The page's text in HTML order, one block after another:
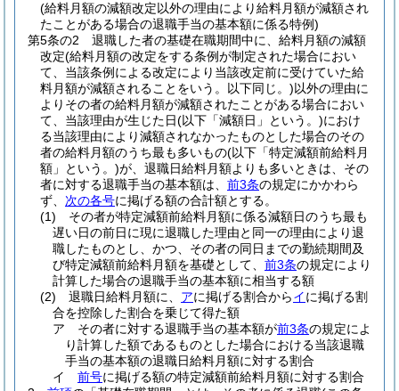
(給料月額の減額改定以外の理由により給料月額が減額され
たことがある場合の退職手当の基本額に係る特例)
第5条の2
退職した者の基礎在職期間中に、給料月額の減額
改定(給料月額の改定をする条例が制定された場合におい
て、当該条例による改定により当該改定前に受けていた給
料月額が減額されることをいう。以下同じ。)以外の理由に
よりその者の給料月額が減額されたことがある場合におい
て、当該理由が生じた日(以下「減額日」という。)におけ
る当該理由により減額されなかったものとした場合のその
者の給料月額のうち最も多いもの(以下「特定減額前給料月
額」という。)が、退職日給料月額よりも多いときは、その
者に対する退職手当の基本額は、 前3条の規定にかかわら
ず、 次の各号に掲げる額の合計額とする。
(1)
その者が特定減額前給料月額に係る減額日のうち最も
遅い日の前日に現に退職した理由と同一の理由により退
職したものとし、かつ、その者の同日までの勤続期間及
び特定減額前給料月額を基礎として、 前3条の規定により
計算した場合の退職手当の基本額に相当する額
(2)
退職日給料月額に、 アに掲げる割合からイに掲げる割
合を控除した割合を乗じて得た額
ア
その者に対する退職手当の基本額が前3条の規定によ
り計算した額であるものとした場合における当該退職
手当の基本額の退職日給料月額に対する割合
イ
前号に掲げる額の特定減額前給料月額に対する割合